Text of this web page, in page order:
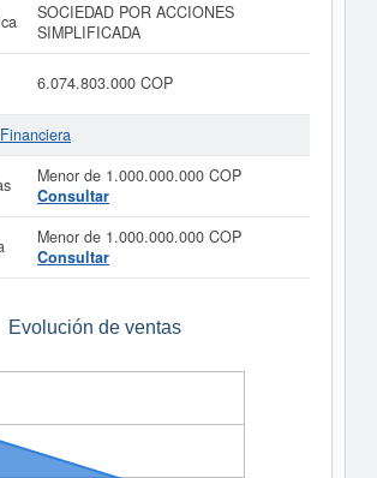
SOCIEDAD POR ACCIONES
SIMPLIFICADA
6.074.803.000 COP
Menor de 1.000.000.000 COP
Consultar
Menor de 1.000.000.000 COP
Consultar
Evolución de ventas